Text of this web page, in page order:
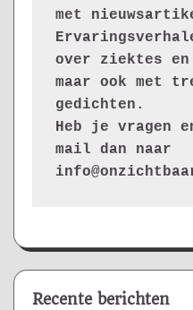
met
over ziektes en
maar ook met
gedichten.
Heb je vragen
mail dan naar
Recente berichten